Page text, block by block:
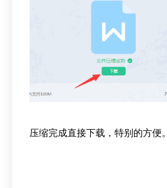
压缩完成直接下载，特别的方便。